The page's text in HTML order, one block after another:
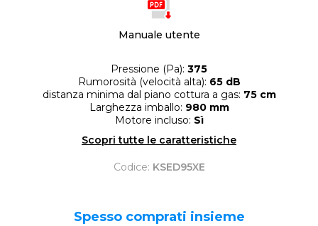
Manuale utente
Pressione (Pa): 375
Rumorosità (velocità alta): 65 dB
distanza minima dal piano cottura a gas: 75 cm
Larghezza imballo: 980 mm
Motore incluso: Sì
Scopri tutte le caratteristiche
Codice: KSED95XE
Spesso comprati insieme